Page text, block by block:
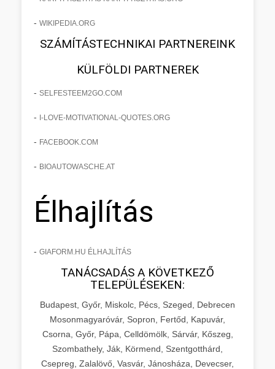
- WIKIPEDIA.ORG
SZÁMÍTÁSTECHNIKAI PARTNEREINK
KÜLFÖLDI PARTNEREK
- SELFESTEEM2GO.COM
- I-LOVE-MOTIVATIONAL-QUOTES.ORG
- FACEBOOK.COM
- BIOAUTOWASCHE.AT
Élhajlítás
- GIAFORM.HU ÉLHAJLÍTÁS
TANÁCSADÁS A KÖVETKEZŐ
TELEPÜLÉSEKEN:
Budapest, Győr, Miskolc, Pécs, Szeged, Debrecen
Mosonmagyaróvár, Sopron, Fertőd, Kapuvár,
Csorna, Győr, Pápa, Celldömölk, Sárvár, Kőszeg,
Szombathely, Ják, Körmend, Szentgotthárd,
Csepreg, Zalalövő, Vasvár, Jánosháza, Devecser,